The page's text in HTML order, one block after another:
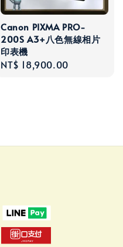
Canon PIXMA PRO-
200S A3+八色無線相片
印表機
Regular
NT$ 18,900.00